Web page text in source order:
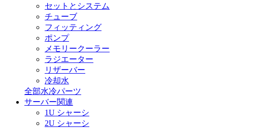
セットとシステム
チューブ
フィッティング
ポンプ
メモリークーラー
ラジエーター
リザーバー
冷却水
全部水冷パーツ
サーバー関連
1U シャーシ
2U シャーシ